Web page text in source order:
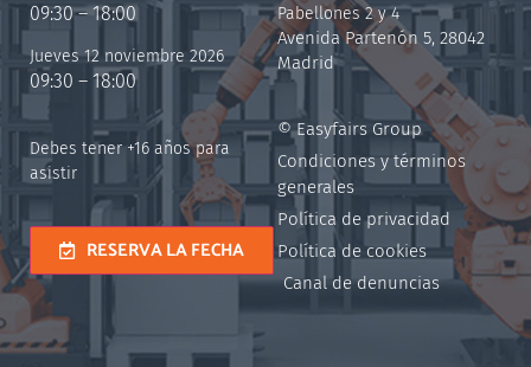
09:30 – 18:00
Jueves 12 noviembre 2026
09:30 – 18:00
Debes tener +16 años para
asistir
RESERVA LA FECHA
Pabellones 2 y 4
Avenida Partenón 5, 28042
Madrid
© Easyfairs Group
Condiciones y términos
generales
Política de privacidad
Política de cookies
Canal de denuncias